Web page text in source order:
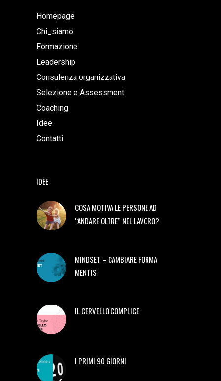
Homepage
Chi_siamo
Formazione
Leadership
Consulenza organizzativa
Selezione e Assessment
Coaching
Idee
Contatti
IDEE
COSA MOTIVA LE PERSONE AD
“ANDARE OLTRE” NEL LAVORO?
MINDSET – CAMBIARE FORMA
MENTIS
IL CERVELLO COMPLICE
I PRIMI 90 GIORNI